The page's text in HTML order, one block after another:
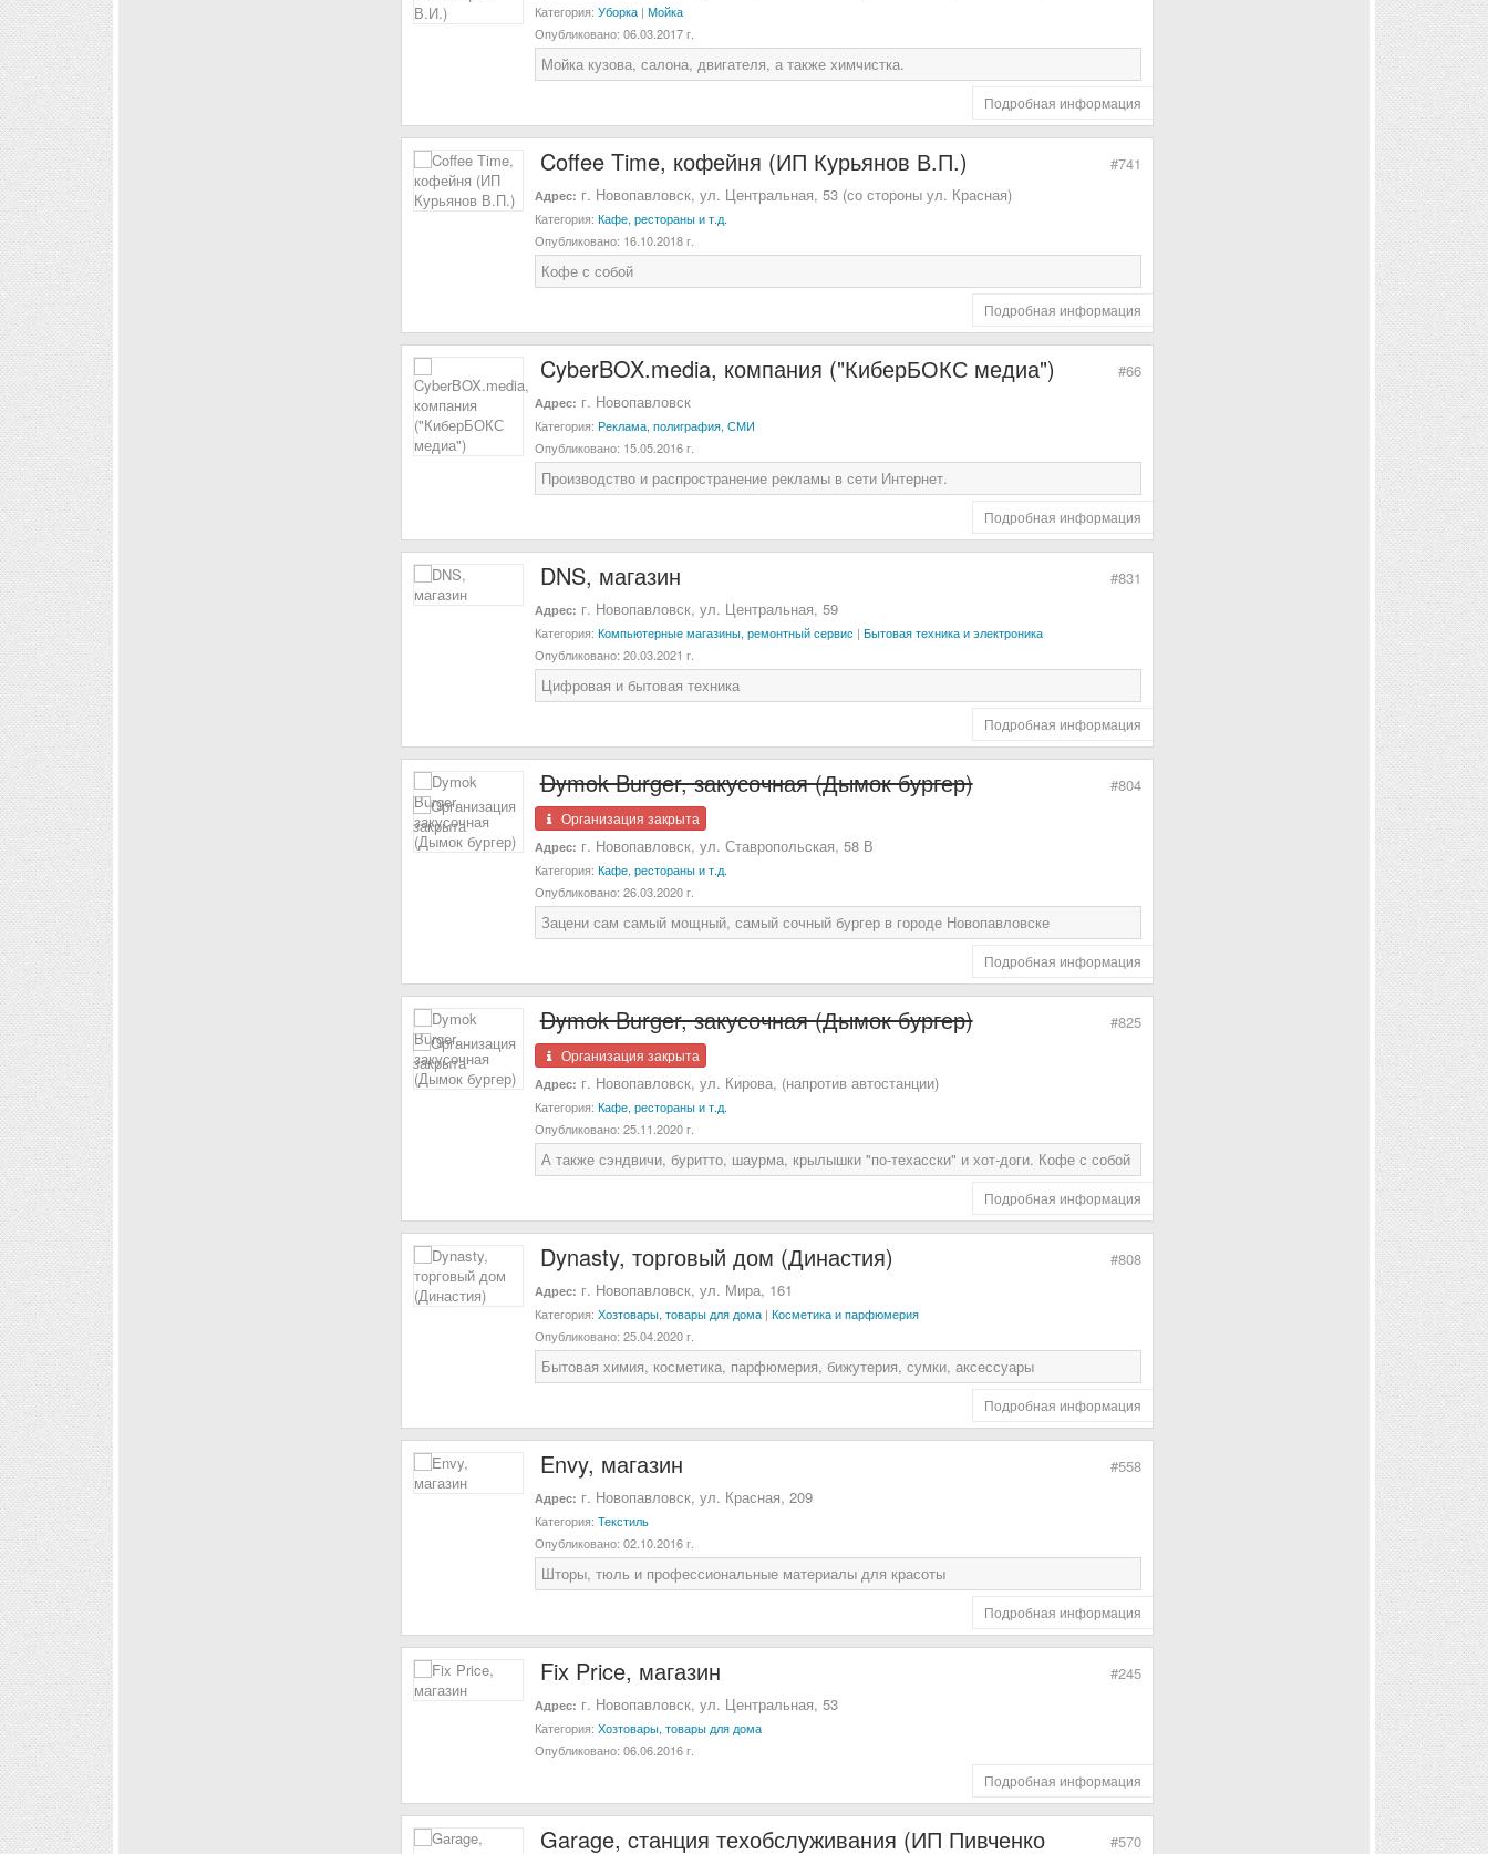
Категория: Уборка| Мойка
Опубликовано: 06.03.2017 г.
Мойка кузова, салона, двигателя, а также химчистка.
Подробная информация
Coffee Time, кофейня (ИП Курьянов В.П.) #741
Адрес: г. Новопавловск, ул. Центральная, 53 (со стороны ул. Красная)
Категория: Кафе, рестораны и т.д.
Опубликовано: 16.10.2018 г.
Кофе с собой
Подробная информация
CyberBOX.media, компания ("КиберБОКС медиа") #66
Адрес: г. Новопавловск
Категория: Реклама, полиграфия, СМИ
Опубликовано: 15.05.2016 г.
Производство и распространение рекламы в сети Интернет.
Подробная информация
DNS, магазин #831
Адрес: г. Новопавловск, ул. Центральная, 59
Категория: Компьютерные магазины, ремонтный сервис | Бытовая техника и электроника
Опубликовано: 20.03.2021 г.
Цифровая и бытовая техника
Подробная информация
Dymok Burger, закусочная (Дымок бургер) #804
Организация закрыта
Адрес: г. Новопавловск, ул. Ставропольская, 58 В
Категория: Кафе, рестораны и т.д.
Опубликовано: 26.03.2020 г.
Зацени сам самый мощный, самый сочный бургер в городе Новопавловске
Подробная информация
Dymok Burger, закусочная (Дымок бургер) #825
Организация закрыта
Адрес: г. Новопавловск, ул. Кирова, (напротив автостанции)
Категория: Кафе, рестораны и т.д.
Опубликовано: 25.11.2020 г.
А также сэндвичи, буритто, шаурма, крылышки "по-техасски" и хот-доги. Кофе с собой
Подробная информация
Dynasty, торговый дом (Династия) #808
Адрес: г. Новопавловск, ул. Мира, 161
Категория: Хозтовары, товары для дома| Косметика и парфюмерия
Опубликовано: 25.04.2020 г.
Бытовая химия, косметика, парфюмерия, бижутерия, сумки, аксессуары
Подробная информация
Envy, магазин #558
Адрес: г. Новопавловск, ул. Красная, 209
Категория: Текстиль
Опубликовано: 02.10.2016 г.
Шторы, тюль и профессиональные материалы для красоты
Подробная информация
Fix Price, магазин #245
Адрес: г. Новопавловск, ул. Центральная, 53
Категория: Хозтовары, товары для дома
Опубликовано: 06.06.2016 г.
Подробная информация
Garage, cтанция техобслуживания (ИП Пивченко #570